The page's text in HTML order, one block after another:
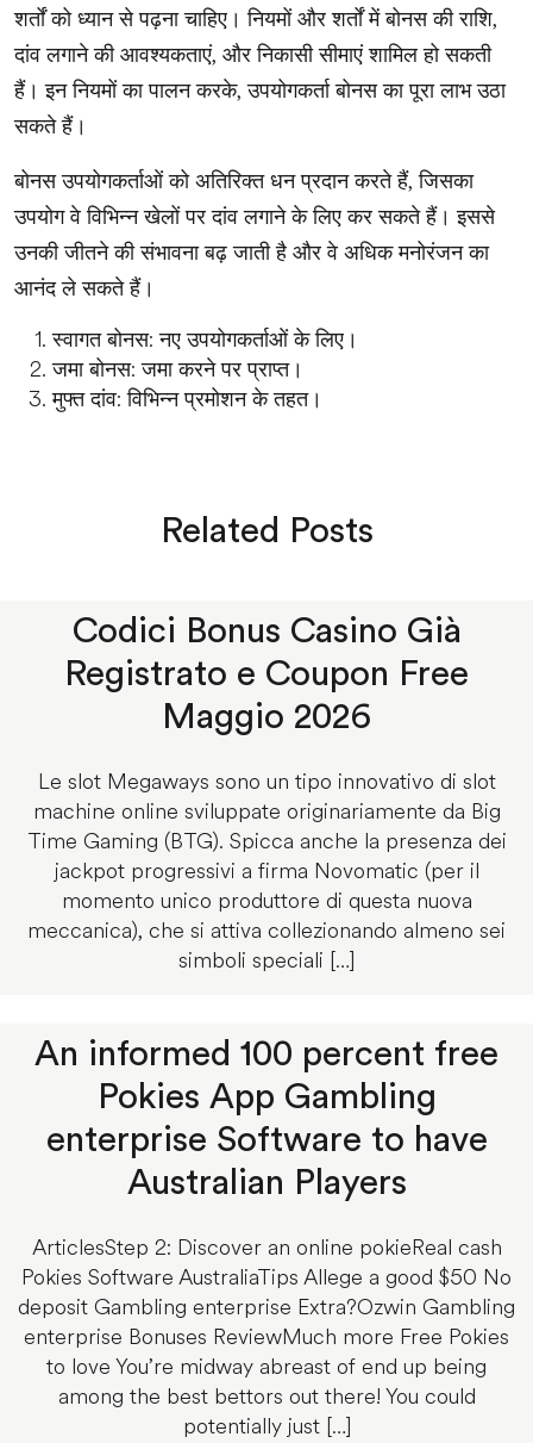
शर्तों को ध्यान से पढ़ना चाहिए। नियमों और शर्तों में बोनस की राशि,
दांव लगाने की आवश्यकताएं, और निकासी सीमाएं शामिल हो सकती
हैं। इन नियमों का पालन करके, उपयोगकर्ता बोनस का पूरा लाभ उठा
सकते हैं।
बोनस उपयोगकर्ताओं को अतिरिक्त धन प्रदान करते हैं, जिसका
उपयोग वे विभिन्न खेलों पर दांव लगाने के लिए कर सकते हैं। इससे
उनकी जीतने की संभावना बढ़ जाती है और वे अधिक मनोरंजन का
आनंद ले सकते हैं।
स्वागत बोनस: नए उपयोगकर्ताओं के लिए।
जमा बोनस: जमा करने पर प्राप्त।
मुफ्त दांव: विभिन्न प्रमोशन के तहत।
Related Posts
Codici Bonus Casino Già
Registrato e Coupon Free
Maggio 2026
Le slot Megaways sono un tipo innovativo di slot
machine online sviluppate originariamente da Big
Time Gaming (BTG). Spicca anche la presenza dei
jackpot progressivi a firma Novomatic (per il
momento unico produttore di questa nuova
meccanica), che si attiva collezionando almeno sei
simboli speciali […]
An informed 100 percent free
Pokies App Gambling
enterprise Software to have
Australian Players
ArticlesStep 2: Discover an online pokieReal cash
Pokies Software AustraliaTips Allege a good $50 No
deposit Gambling enterprise Extra?Ozwin Gambling
enterprise Bonuses ReviewMuch more Free Pokies
to love You’re midway abreast of end up being
among the best bettors out there! You could
potentially just […]